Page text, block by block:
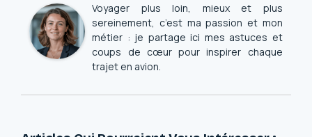
Voyager plus loin, mieux et plus
sereinement, c’est ma passion et mon
métier : je partage ici mes astuces et
coups de cœur pour inspirer chaque
trajet en avion.